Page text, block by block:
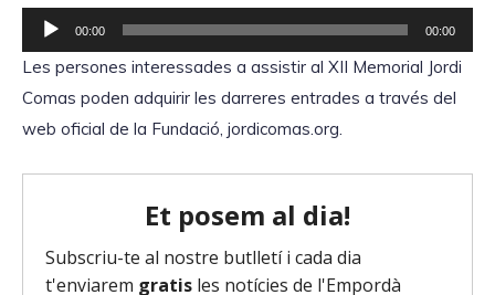
d
o
e
d
00:00 00:00
Les persones interessades a assistir al XII Memorial Jordi
Comas poden adquirir les darreres entrades a través del
web oficial de la Fundació, jordicomas.org.